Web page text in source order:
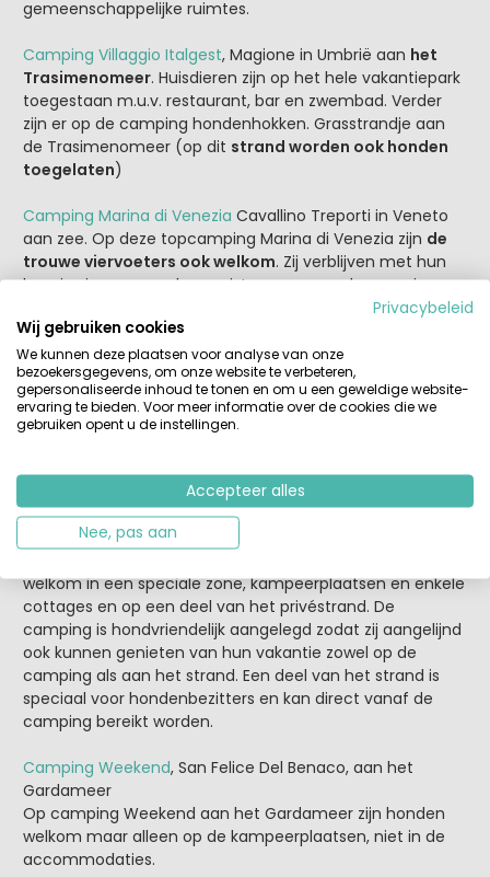
gemeenschappelijke ruimtes.
Camping Villaggio Italgest, Magione in Umbrië aan het
Trasimenomeer. Huisdieren zijn op het hele vakantiepark
toegestaan m.u.v. restaurant, bar en zwembad. Verder
zijn er op de camping hondenhokken. Grasstrandje aan
de Trasimenomeer (op dit strand worden ook honden
toegelaten)
Camping Marina di Venezia Cavallino Treporti in Veneto
aan zee. Op deze topcamping Marina di Venezia zijn de
trouwe viervoeters ook welkom. Zij verblijven met hun
baasjes in een van de mooiste zones van de camping.
Groene, schaduwrijke kampeerplaatsen met veel ruimte,
middenin het pijnbomenbos, heerlijk om te wandelen en
te spelen. De gasten hebben de mogelijkheid om hun
eigen staanplaats te kiezen, afhankelijk van de
beschikbaarheid, (in de lila gekleurde zone op het kaartje
van de camping). Bovendien zijn er voorzieningen met,
privéstrand. Huisdieren zijn niet welkom in de
accommodaties.
welkom in een speciale zone, kampeerplaatsen en enkele
cottages en op een deel van het privéstrand. De
camping is hondvriendelijk aangelegd zodat zij aangelijnd
ook kunnen genieten van hun vakantie zowel op de
camping als aan het strand. Een deel van het strand is
speciaal voor hondenbezitters en kan direct vanaf de
camping bereikt worden.
Camping Weekend, San Felice Del Benaco, aan het
Gardameer
Op camping Weekend aan het Gardameer zijn honden
welkom maar alleen op de kampeerplaatsen, niet in de
accommodaties.
Privacybeleid
Wij gebruiken cookies
We kunnen deze plaatsen voor analyse van onze
bezoekersgegevens, om onze website te verbeteren,
gepersonaliseerde inhoud te tonen en om u een geweldige website-
ervaring te bieden. Voor meer informatie over de cookies die we
gebruiken opent u de instellingen.
Accepteer alles
Nee, pas aan